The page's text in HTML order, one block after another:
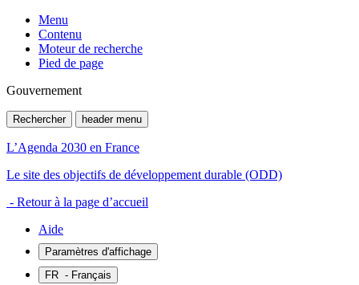
Menu
Contenu
Moteur de recherche
Pied de page
Gouvernement
Rechercher header menu
L’Agenda 2030 en France
Le site des objectifs de développement durable (ODD)
- Retour à la page d’accueil
Aide
Paramètres d'affichage
FR - Français